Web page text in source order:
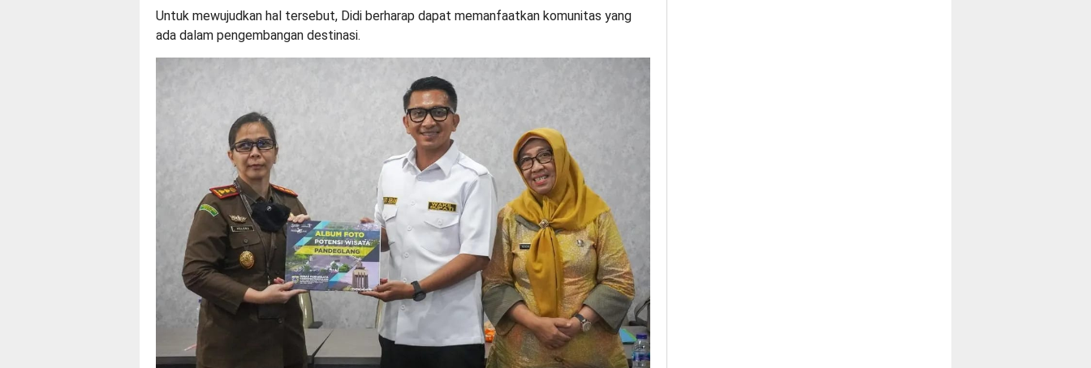
Untuk mewujudkan hal tersebut, Didi berharap dapat memanfaatkan komunitas yang
ada dalam pengembangan destinasi.